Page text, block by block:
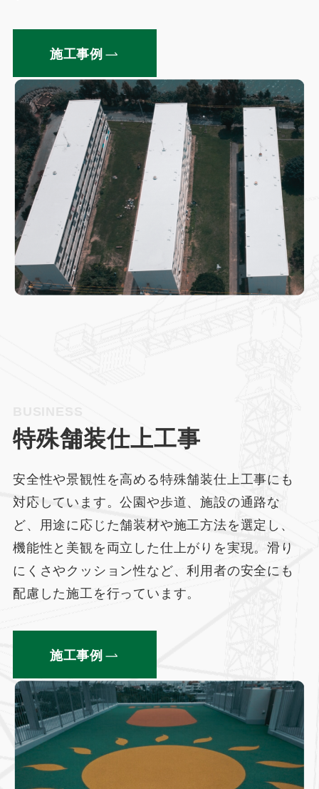
施工事例
特殊舗装仕上工事
安全性や景観性を高める特殊舗装仕上工事にも
対応しています。公園や歩道、施設の通路な
ど、用途に応じた舗装材や施工方法を選定し、
機能性と美観を両立した仕上がりを実現。滑り
にくさやクッション性など、利用者の安全にも
配慮した施工を行っています。
施工事例